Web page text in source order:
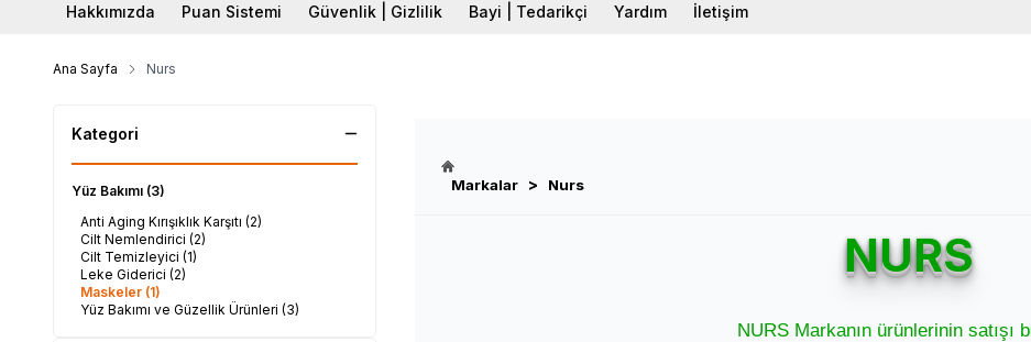
Hakkımızda Puan Sistemi Güvenlik | Gizlilik Bayi | Tedarikçi Yardım İletişim
Ana Sayfa Nurs
Kategori
Yüz Bakımı (3)
Anti Aging Kırışıklık Karşıtı (2)
Cilt Nemlendirici (2)
Cilt Temizleyici (1)
Leke Giderici (2)
Maskeler (1)
Yüz Bakımı ve Güzellik Ürünleri (3)
Markalar > Nurs
NURS
NURS Markanın ürünlerinin satışı